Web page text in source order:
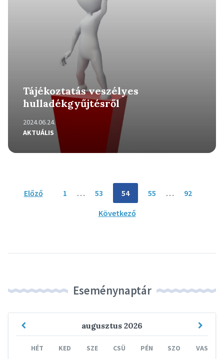
Tájékoztatás veszélyes
hulladékgyűjtésről
2024.06.24.
AKTUÁLIS
Bejegyzés
Előző 1 … 53 54 55 …
92
Következő
Eseménynaptár
augusztus 2026
Previous
HÉT KED SZE CSÜ PÉN SZO VAS